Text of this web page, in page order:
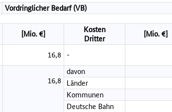
Vordringlicher Bedarf (VB)
[Mio. €]
Kosten
Dritter
[Mio. €]
16,8 -
16,8
davon
Länder
Kommunen
Deutsche Bahn